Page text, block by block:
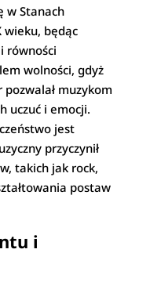
w Stanach
wieku, będąc
równości
wolności, gdyż
muzykom
uczuć i emocji.
jest
przyczynił
takich jak rock,
postaw
i